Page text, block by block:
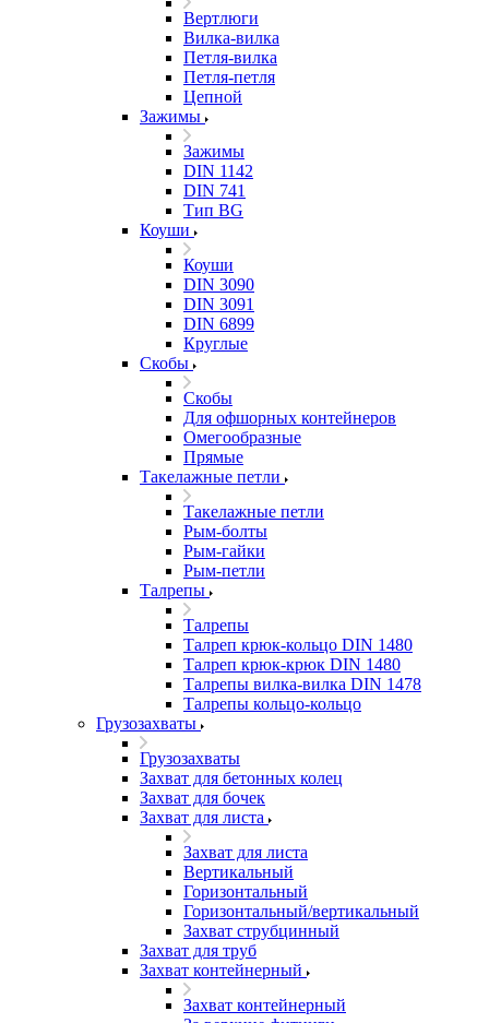
Вертлюги
Вилка-вилка
Петля-вилка
Петля-петля
Цепной
Зажимы
Зажимы
DIN 1142
DIN 741
Тип BG
Коуши
Коуши
DIN 3090
DIN 3091
DIN 6899
Круглые
Скобы
Скобы
Для офшорных контейнеров
Омегообразные
Прямые
Такелажные петли
Такелажные петли
Рым-болты
Рым-гайки
Рым-петли
Талрепы
Талрепы
Талреп крюк-кольцо DIN 1480
Талреп крюк-крюк DIN 1480
Талрепы вилка-вилка DIN 1478
Талрепы кольцо-кольцо
Грузозахваты
Грузозахваты
Захват для бетонных колец
Захват для бочек
Захват для листа
Захват для листа
Вертикальный
Горизонтальный
Горизонтальный/вертикальный
Захват струбцинный
Захват для труб
Захват контейнерный
Захват контейнерный